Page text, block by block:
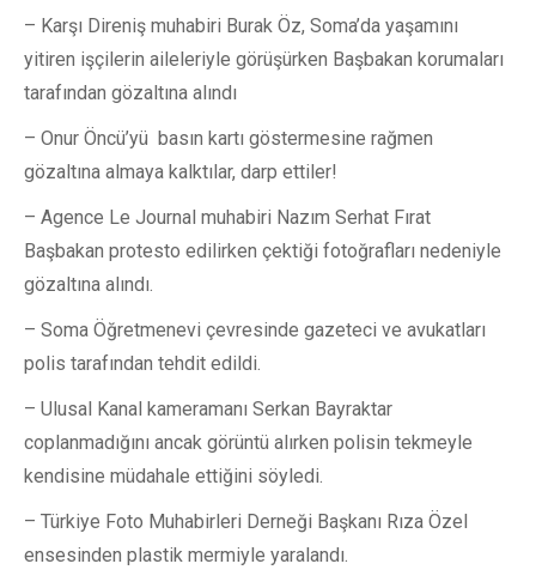
– Karşı Direniş muhabiri Burak Öz, Soma’da yaşamını
yitiren işçilerin aileleriyle görüşürken Başbakan korumaları
tarafından gözaltına alındı
– Onur Öncü’yü ‏ basın kartı göstermesine rağmen
gözaltına almaya kalktılar, darp ettiler!
– Agence Le Journal muhabiri Nazım Serhat Fırat
Başbakan protesto edilirken çektiği fotoğrafları nedeniyle
gözaltına alındı.
– Soma Öğretmenevi çevresinde gazeteci ve avukatları
polis tarafından tehdit edildi.
– Ulusal Kanal kameramanı Serkan Bayraktar
coplanmadığını ancak görüntü alırken polisin tekmeyle
kendisine müdahale ettiğini söyledi.
– Türkiye Foto Muhabirleri Derneği Başkanı Rıza Özel
ensesinden plastik mermiyle yaralandı.